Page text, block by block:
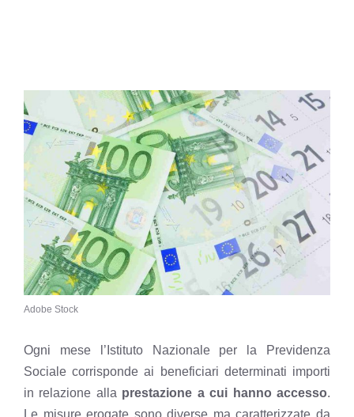
Adobe Stock
Ogni mese l’Istituto Nazionale per la Previdenza
Sociale corrisponde ai beneficiari determinati importi
in relazione alla prestazione a cui hanno accesso.
Le misure erogate sono diverse ma caratterizzate da